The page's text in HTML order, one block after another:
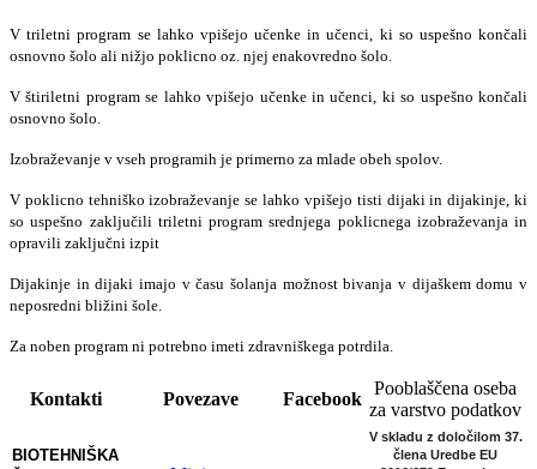
V triletni program se lahko vpišejo učenke in učenci, ki so uspešno končali
osnovno šolo ali nižjo poklicno oz. njej enakovredno šolo.
V štiriletni program se lahko vpišejo učenke in učenci, ki so uspešno končali
osnovno šolo.
Izobraževanje v vseh programih je primerno za mlade obeh spolov.
V poklicno tehniško izobraževanje se lahko vpišejo tisti dijaki in dijakinje, ki
so uspešno zaključili triletni program srednjega poklicnega izobraževanja in
opravili zaključni izpit
Dijakinje in dijaki imajo v času šolanja možnost bivanja v dijaškem domu v
neposredni bližini šole.
Za noben program ni potrebno imeti zdravniškega potrdila.
Kontakti Povezave Facebook
Pooblaščena oseba
za varstvo podatkov
BIOTEHNIŠKA
V skladu z določilom 37.
člena Uredbe EU